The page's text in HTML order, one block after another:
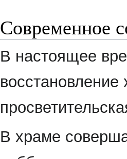
Современное
В настоящее
В храме